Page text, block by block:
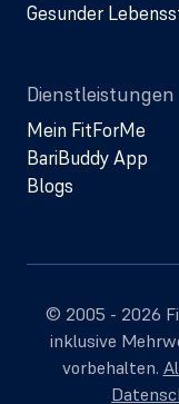
Gesunder
Dienstleistungen
Mein FitForMe
BariBuddy App
Blogs
© 2005 - 2026
inklusive
vorbehalten.